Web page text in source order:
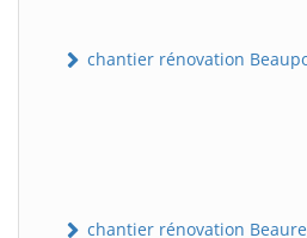
chantier rénovation
chantier rénovation